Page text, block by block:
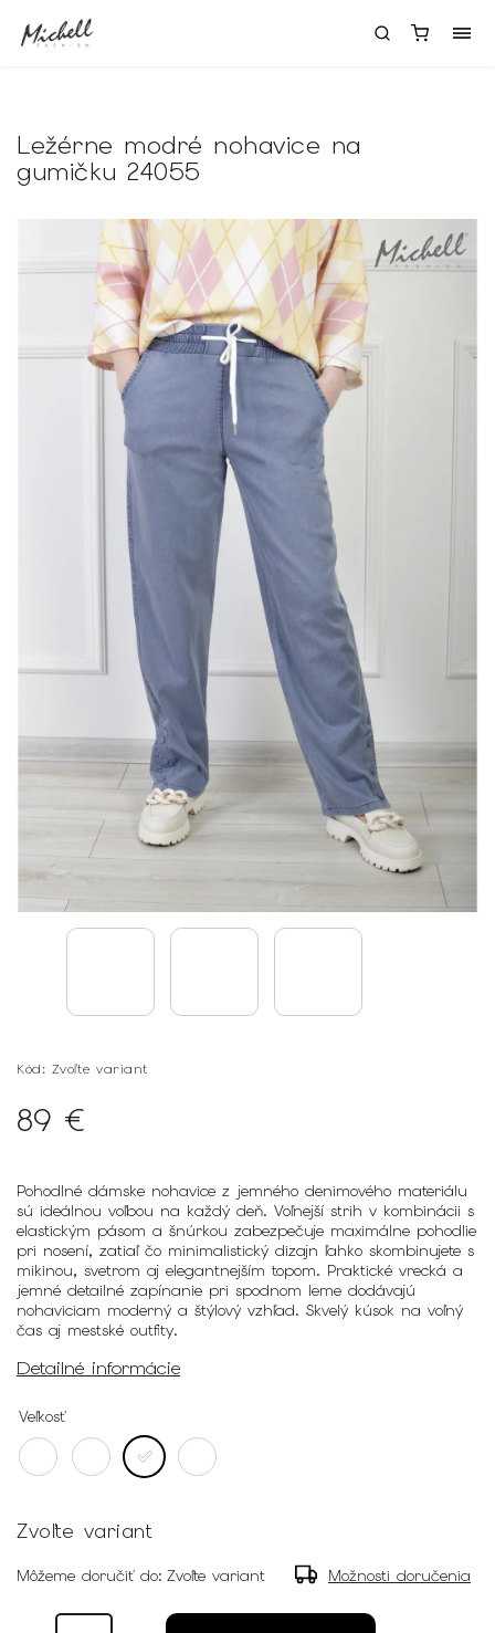
Ležérne modré nohavice na
gumičku 24055
Kód: Zvoľte variant
89 €
Pohodlné dámske nohavice z jemného denimového materiálu
sú ideálnou voľbou na každý deň. Voľnejší strih v kombinácii s
elastickým pásom a šnúrkou zabezpečuje maximálne pohodlie
pri nosení, zatiaľ čo minimalistický dizajn ľahko skombinujete s
mikinou, svetrom aj elegantnejším topom. Praktické vrecká a
jemné detailné zapínanie pri spodnom leme dodávajú
nohaviciam moderný a štýlový vzhľad. Skvelý kúsok na voľný
čas aj mestské outfity.
Detailné informácie
Veľkosť
Zvoľte variant
Môžeme doručiť do: Zvoľte variant Možnosti doručenia